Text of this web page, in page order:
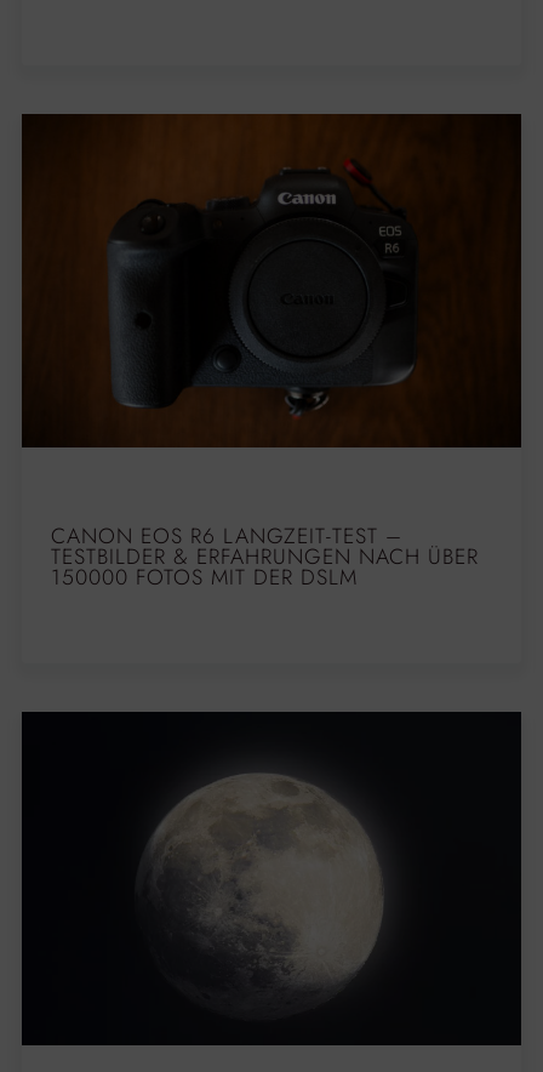
CANON EOS R6 LANGZEIT-TEST –
TESTBILDER & ERFAHRUNGEN NACH ÜBER
150000 FOTOS MIT DER DSLM